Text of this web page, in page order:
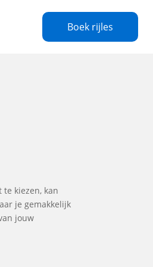
Boek rijles
kiezen, kan
je gemakkelijk
jouw